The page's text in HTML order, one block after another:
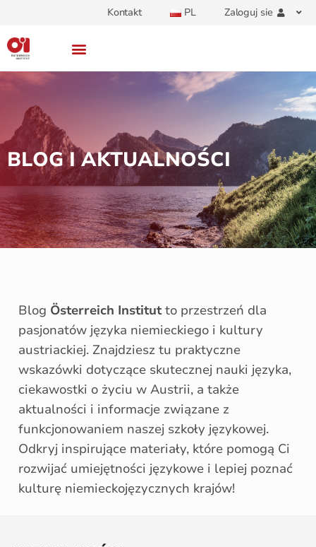
Kontakt PL Zaloguj sie
BLOG I AKTUALNOŚCI
Blog Österreich Institutto przestrzeń dla
pasjonatów języka niemieckiego i kultury
austriackiej. Znajdziesz tu praktyczne
wskazówki dotyczące skutecznej nauki języka,
ciekawostki o życiu w Austrii, a także
aktualności i informacje związane z
funkcjonowaniem naszej szkoły językowej.
Odkryj inspirujące materiały, które pomogą Ci
rozwijać umiejętności językowe i lepiej poznać
kulturę niemieckojęzycznych krajów!